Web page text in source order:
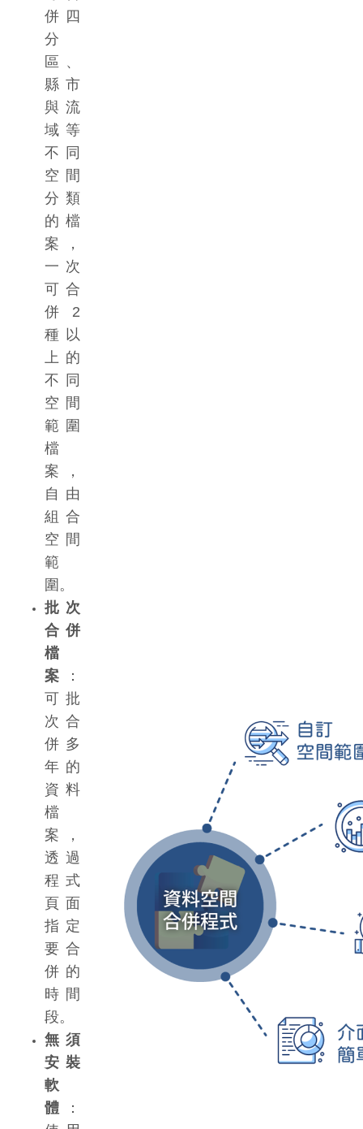
併四
分
區、
縣市
與流
域等
不同
空間
分類
的檔
案，
一次
可合
併2
種以
上的
不同
空間
範圍
檔
案，
自由
組合
空間
範
圍。
批次
合併
檔
案
：
可批
次合
併多
年的
資料
檔
案，
透過
程式
頁面
指定
要合
併的
時間
段。
無須
安裝
軟
體
：